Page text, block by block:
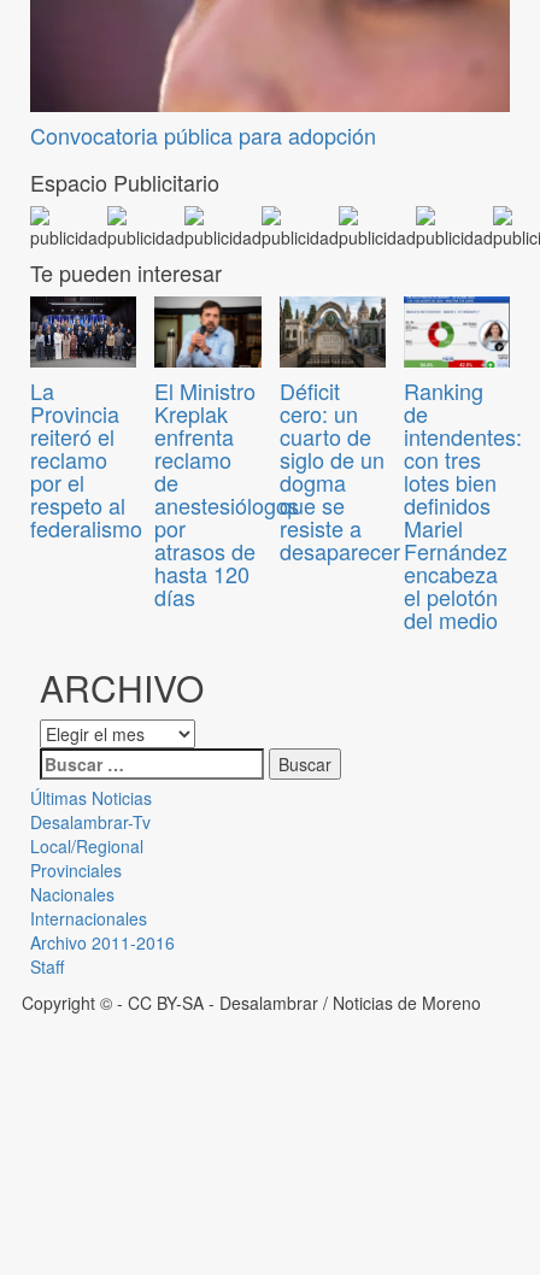
Convocatoria pública para adopción
Espacio Publicitario
Te pueden interesar
La
Provincia
reiteró el
reclamo
por el
respeto al
federalismo
El Ministro
Kreplak
enfrenta
reclamo
de
anestesiólogos
por
atrasos de
hasta 120
días
Déficit
cero: un
cuarto de
siglo de un
dogma
que se
resiste a
desaparecer
Ranking
de
intendentes:
con tres
lotes bien
definidos
Mariel
Fernández
encabeza
el pelotón
del medio
ARCHIVO
Últimas Noticias
Desalambrar-Tv
Local/Regional
Provinciales
Nacionales
Internacionales
Archivo 2011-2016
Staff
Copyright © - CC BY-SA - Desalambrar / Noticias de Moreno